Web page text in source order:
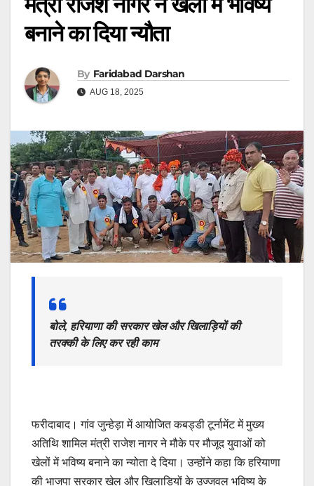
बनाने का दिया न्यौता
By Faridabad Darshan
AUG 18, 2025
बोले, हरियाणा की सरकार खेल और खिलाड़ियों की
तरक्की के लिए कर रही काम
फरीदाबाद। गांव जुन्हेड़ा में आयोजित कबड्डी टूर्नामेंट में मुख्य
अतिथि शामिल मंत्री राजेश नागर ने मौके पर मौजूद युवाओं को
खेलों में भविष्य बनाने का न्योता दे दिया। उन्होंने कहा कि हरियाणा
की भाजपा सरकार खेल और खिलाड़ियों के उज्जवल भविष्य के